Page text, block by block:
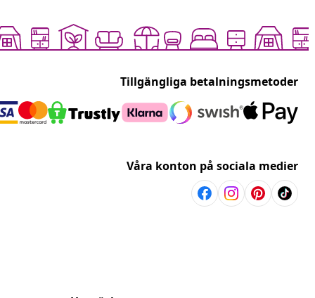
Tillgängliga betalningsmetoder
Våra konton på sociala medier